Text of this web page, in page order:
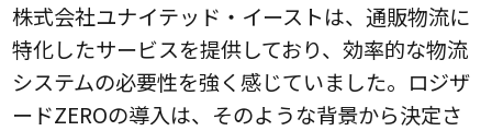
株式会社ユナイテッド・イーストは、通販物流に
特化したサービスを提供しており、効率的な物流
システムの必要性を強く感じていました。ロジザ
ードZEROの導入は、そのような背景から決定さ